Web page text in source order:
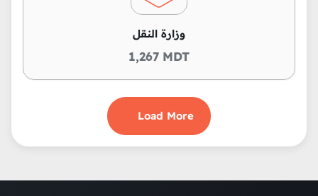
وزارة النقل
1,267 MDT
Load More